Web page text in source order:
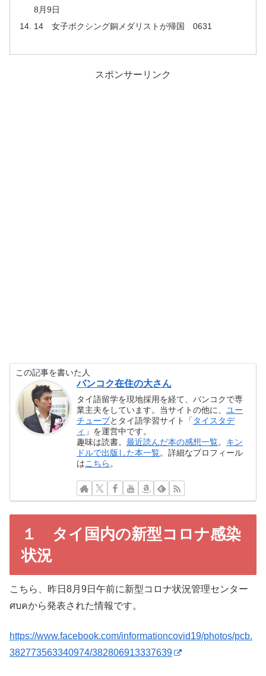
8月9日
14 女子ボクシング銅メダリストが帰国 0631
スポンサーリンク
この記事を書いた人
バンコク在住の大さん
タイ語留学を現地採用を経て、バンコクで専
業主夫をしています。当サイトの他に、 ユー
チューブとタイ語学習サイト「タイスタデ
ィ 」を運営中です。
趣味は読書。最近読んだ本の感想一覧。 キン
ドルで出版した本一覧。詳細なプロフィール
はこちら 。
１ タイ国内の新型コロナ感染
状況
こちら、昨日8月9日午前に新型コロナ状況管理センター
ศบคから発表された情報です。
https://www.facebook.com/informationcovid19/photos/pcb.
382773563340974/382806913337639